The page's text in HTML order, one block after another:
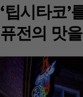
‘팁시타코’
퓨전의 맛